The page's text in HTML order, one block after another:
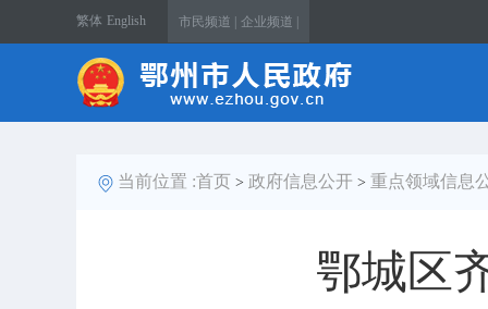
繁体 English 市民频道 | 企业频道 |
当前位置 :首页 > 政府信息公开 > 重点领域信息
鄂城区